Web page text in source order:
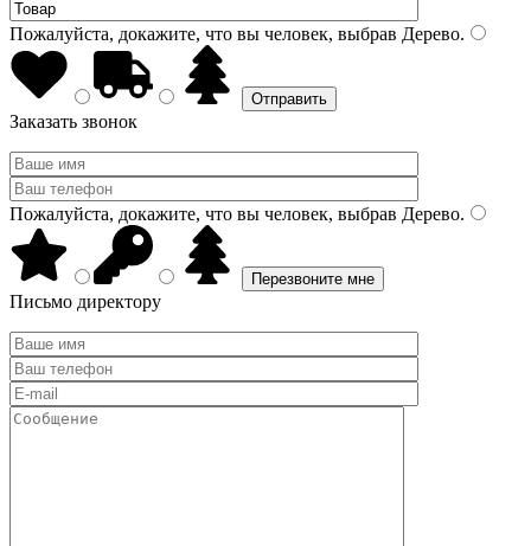
Пожалуйста, докажите, что вы человек, выбрав Дерево.
Заказать звонок
Пожалуйста, докажите, что вы человек, выбрав Дерево.
Письмо директору